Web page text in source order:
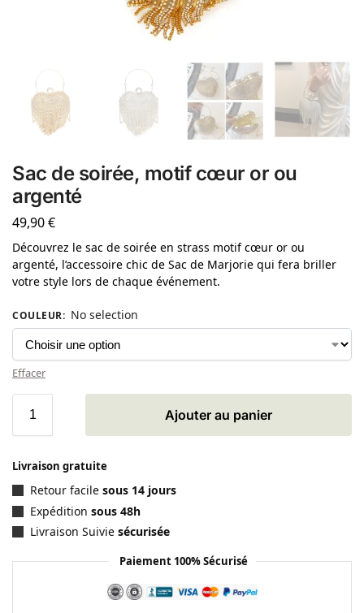
Sac de soirée, motif cœur or ou
argenté
49,90€
Découvrez le sac de soirée en strass motif cœur or ou
argenté, l’accessoire chic de Sac de Marjorie qui fera briller
votre style lors de chaque événement.
COULEUR: No selection
Effacer
Ajouter au panier
Livraison gratuite
Retour facile sous 14 jours
Expédition sous 48h
Livraison Suivie sécurisée
Paiement 100% Sécurisé